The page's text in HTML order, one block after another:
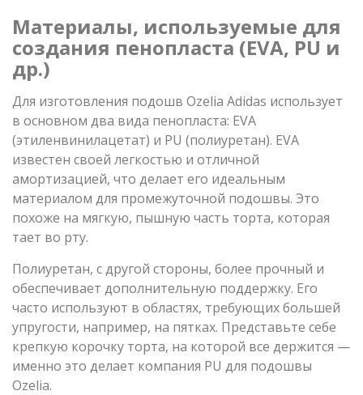
Материалы, используемые для
создания пенопласта (EVA, PU и
др.)
Для изготовления подошв Ozelia Adidas использует
в основном два вида пенопласта: EVA
(этиленвинилацетат) и PU (полиуретан). EVA
известен своей легкостью и отличной
амортизацией, что делает его идеальным
материалом для промежуточной подошвы. Это
похоже на мягкую, пышную часть торта, которая
тает во рту.
Полиуретан, с другой стороны, более прочный и
обеспечивает дополнительную поддержку. Его
часто используют в областях, требующих большей
упругости, например, на пятках. Представьте себе
крепкую корочку торта, на которой все держится —
именно это делает компания PU для подошвы
Ozelia.